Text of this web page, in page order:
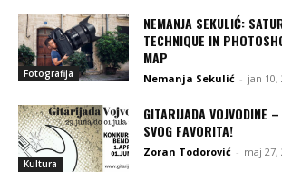
Fotografija
NEMANJA SEKULIĆ:
TECHNIQUE IN
MAP
Nemanja Sekulić - jan 10,
Kultura
GITARIJADA VOJVODINE
SVOG FAVORITA!
Zoran Todorović - maj 27,